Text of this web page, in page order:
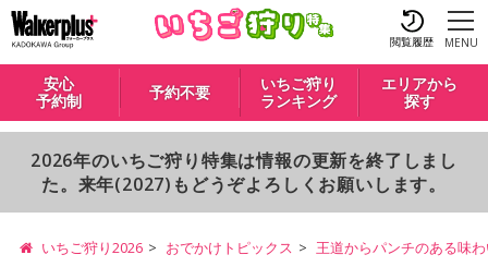
閲覧履歴 MENU
安心
予約制
予約不要
いちご狩り
ランキング
エリアから
探す
2026年のいちご狩り特集は情報の更新を終了しまし
た。来年(2027)もどうぞよろしくお願いします。
いちご狩り2026 おでかけトピックス 王道からパンチのある味